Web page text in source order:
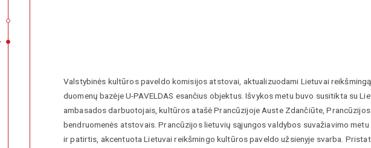
Valstybinės kultūros paveldo komisijos atstovai, aktualizuodami Lietuvai
duomenų bazėje U-PAVELDAS esančius objektus. Išvykos metu buvo susitikta su
ambasados darbuotojais, kultūros atašė Prancūzijoje Auste Zdančiūte,
bendruomenės atstovais. Prancūzijos lietuvių sąjungos valdybos suvažiavimo
ir patirtis, akcentuota Lietuvai reikšmingo kultūros paveldo užsienyje svarba.